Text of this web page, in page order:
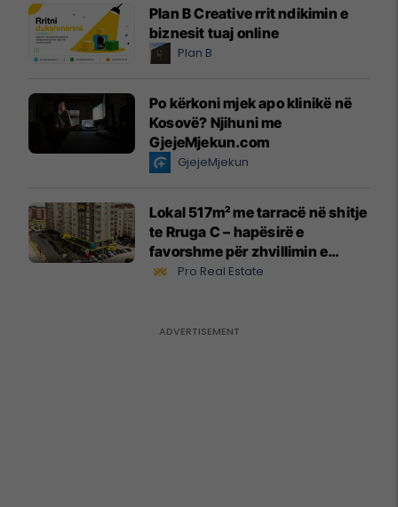
Plan B Creative rrit ndikimin e
biznesit tuaj online
Plan B
Po kërkoni mjek apo klinikë në
Kosovë? Njihuni me
GjejeMjekun.com
GjejeMjekun
Lokal 517m² me tarracë në shitje
te Rruga C – hapësirë e
favorshme për zhvillimin e
biznesit #15796
Pro Real Estate